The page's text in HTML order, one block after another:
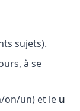
sujets).
à se
on/un) et le u